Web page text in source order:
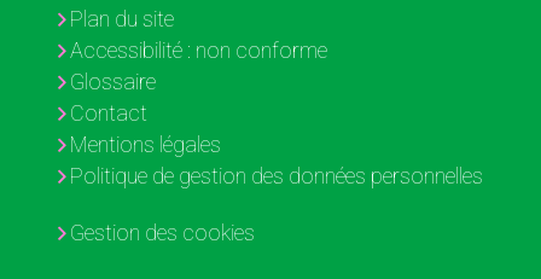
Plan du site
Accessibilité : non conforme
Glossaire
Contact
Mentions légales
Politique de gestion des données personnelles
Gestion des cookies